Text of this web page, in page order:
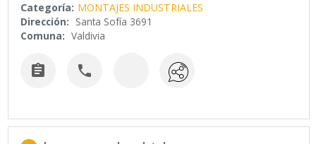
Categoría: MONTAJES INDUSTRIALES
Dirección: Santa Sofía 3691
Comuna: Valdivia
 